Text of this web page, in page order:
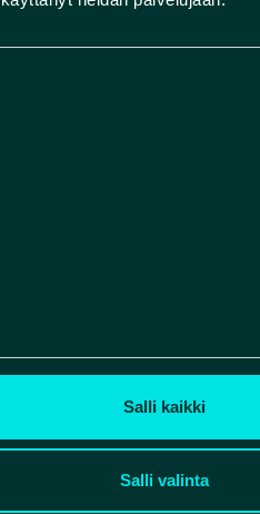
Salli kaikki
Salli valinta
DURCH